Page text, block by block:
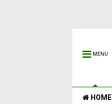
MENU
HOME